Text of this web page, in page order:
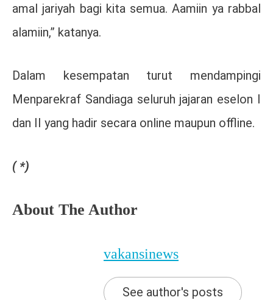
amal jariyah bagi kita semua. Aamiin ya rabbal
alamiin,” katanya.
Dalam kesempatan turut mendampingi
Menparekraf Sandiaga seluruh jajaran eselon I
dan II yang hadir secara online maupun offline.
( *)
About The Author
vakansinews
See author's posts